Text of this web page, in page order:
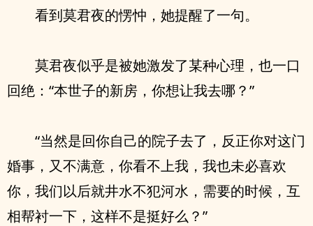
看到莫君夜的愣忡，她提醒了一句。
莫君夜似乎是被她激发了某种心理，也一口
回绝：“本世子的新房，你想让我去哪？”
“当然是回你自己的院子去了，反正你对这门
婚事，又不满意，你看不上我，我也未必喜欢
你，我们以后就井水不犯河水，需要的时候，互
相帮衬一下，这样不是挺好么？”